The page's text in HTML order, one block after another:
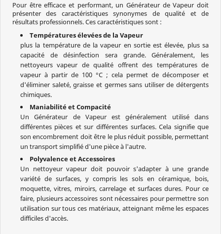
Pour être efficace et performant, un Générateur de Vapeur doit
présenter des caractéristiques synonymes de qualité et de
résultats professionnels. Ces caractéristiques sont :
Températures élevées de la Vapeur
plus la température de la vapeur en sortie est élevée, plus sa
capacité de désinfection sera grande. Généralement, les
nettoyeurs vapeur de qualité offrent des températures de
vapeur à partir de 100 °C ; cela permet de décomposer et
d'éliminer saleté, graisse et germes sans utiliser de détergents
chimiques.
Maniabilité et Compacité
Un Générateur de Vapeur est généralement utilisé dans
différentes pièces et sur différentes surfaces. Cela signifie que
son encombrement doit être le plus réduit possible, permettant
un transport simplifié d'une pièce à l'autre.
Polyvalence et Accessoires
Un nettoyeur vapeur doit pouvoir s'adapter à une grande
variété de surfaces, y compris les sols en céramique, bois,
moquette, vitres, miroirs, carrelage et surfaces dures. Pour ce
faire, plusieurs accessoires sont nécessaires pour permettre son
utilisation sur tous ces matériaux, atteignant même les espaces
difficiles d'accès.